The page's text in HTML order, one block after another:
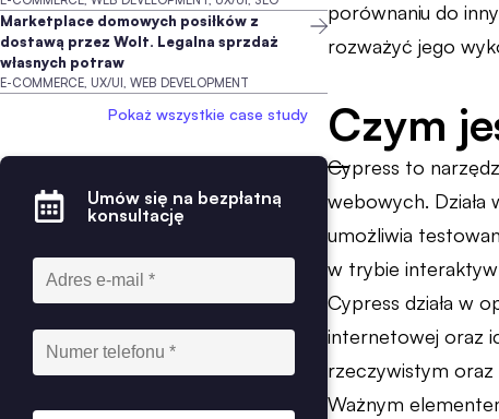
Marketplace domowych posiłków z
dostawą przez Wolt. Legalna sprzdaż
własnych potraw
E-COMMERCE, UX/UI, WEB DEVELOPMENT
Pokaż wszystkie case study
Umów się na bezpłatną
konsultację
porównaniu do
rozważyć jego
Czym
Cypress to
webowych.
umożliwia
w trybie
Cypress działa w
internetowej oraz
rzeczywistym oraz
Ważnym